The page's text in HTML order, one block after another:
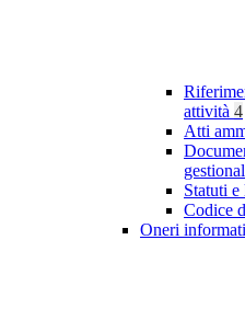
attività 4
Atti
Statuti
Codice
Oneri